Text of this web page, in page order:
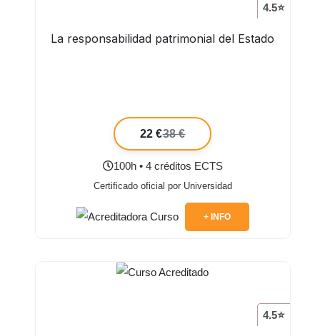
4.5⭐
La responsabilidad patrimonial del Estado
22 €38 €
100h • 4 créditos ECTS
Certificado oficial por Universidad
+ INFO
4.5⭐